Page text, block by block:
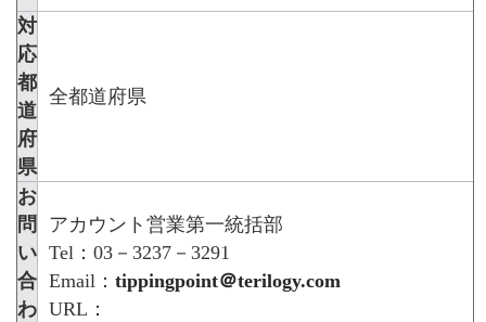
対
応
都
道
府
県
全都道府県
お
問
い
合
わ
アカウント営業第一統括部
Tel：03－3237－3291
Email： tippingpoint＠terilogy.com
URL：